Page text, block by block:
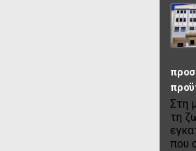
Στη
τη
που